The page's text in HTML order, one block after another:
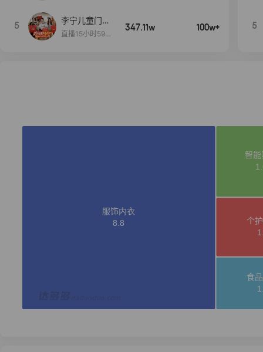
5
李宁儿童门店
爆款赤兔8pr
直播15小时59
347.11w 100w+ 5